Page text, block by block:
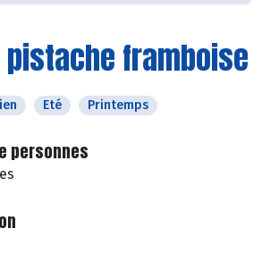
framboise
Eté Printemps
personnes